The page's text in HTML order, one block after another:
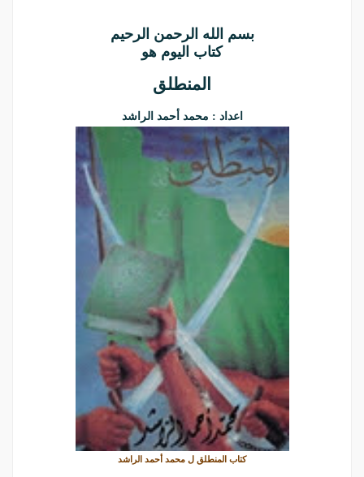
بسم الله الرحمن الرحيم
كتاب اليوم هو
المنطلق
اعداد : محمد أحمد الراشد
كتاب المنطلق ل محمد أحمد الراشد